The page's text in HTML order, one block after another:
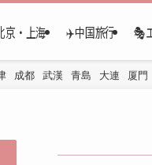
・上海 ✈️中国旅行 🎭
成都 武漢 青島 大連 厦門